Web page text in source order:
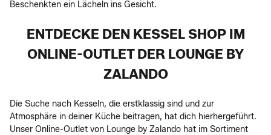
Beschenkten ein Lächeln ins Gesicht.
ENTDECKE DEN KESSEL SHOP IM
ONLINE-OUTLET DER LOUNGE BY
ZALANDO
Die Suche nach Kesseln, die erstklassig sind und zur
Atmosphäre in deiner Küche beitragen, hat dich hierhergeführt.
Unser Online-Outlet von Lounge by Zalando hat im Sortiment